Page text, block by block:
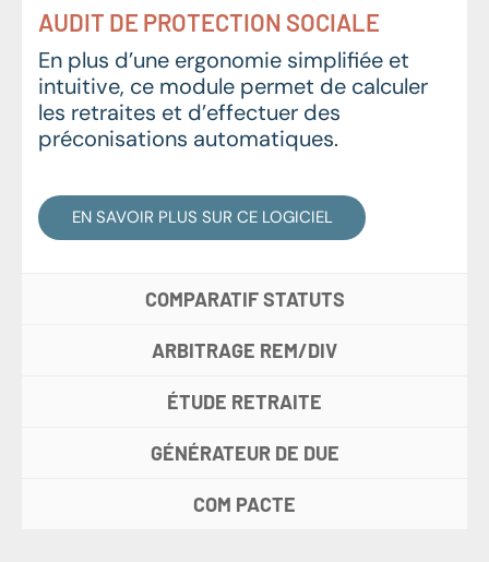
AUDIT DE PROTECTION SOCIALE
En plus d’une ergonomie simplifiée et
intuitive, ce module permet de calculer
les retraites et d’effectuer des
préconisations automatiques.
EN SAVOIR PLUS SUR CE LOGICIEL
COMPARATIF STATUTS
ARBITRAGE REM/DIV
ÉTUDE RETRAITE
GÉNÉRATEUR DE DUE
COM PACTE